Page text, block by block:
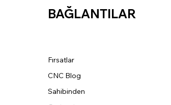
BAĞLANTILAR
Fırsatlar
CNC Blog
Sahibinden